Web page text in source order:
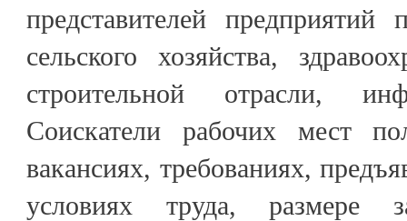
представителей
сельского хозяйства,
строительной отрасли,
Соискатели рабочих мест
вакансиях, требованиях,
условиях труда, размере